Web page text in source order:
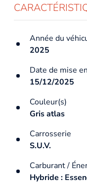
Année du
2025
Date de mise
15/12/2025
Couleur(s)
Gris atlas
Carrosserie
S.U.V.
Carburant /
Hybride :